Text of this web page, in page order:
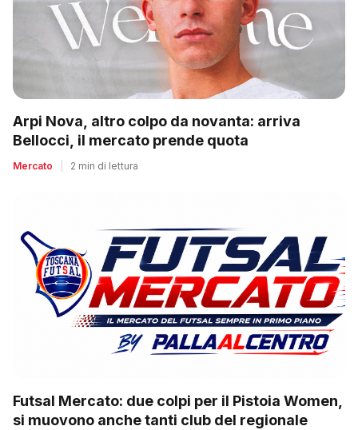
Arpi Nova, altro colpo da novanta: arriva
Bellocci, il mercato prende quota
Mercato 2 min di lettura
Futsal Mercato: due colpi per il Pistoia Women,
si muovono anche tanti club del regionale